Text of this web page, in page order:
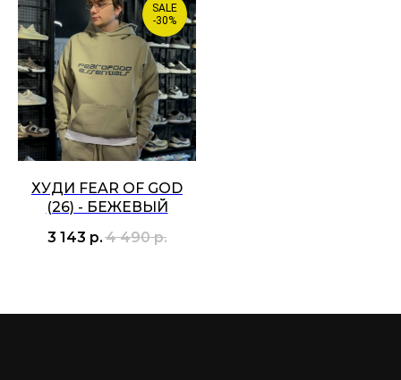
SALE
-30%
ХУДИ FEAR OF GOD
(26) - БЕЖЕВЫЙ
3 143 р.4 490 р.